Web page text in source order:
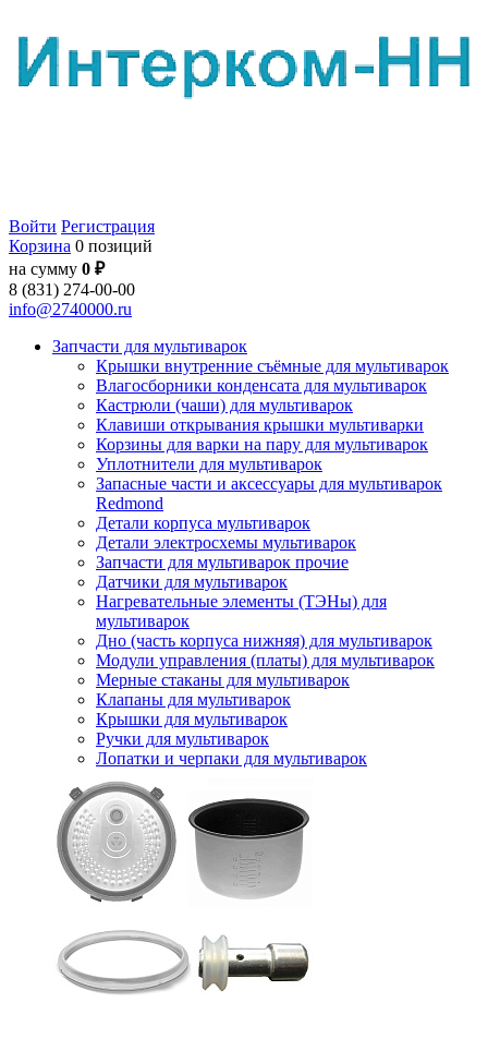
Войти Регистрация
Корзина 0 позиций
на сумму 0 ₽
8 (831) 274-00-00
info@2740000.ru
Запчасти для мультиварок
Крышки внутренние съёмные для мультиварок
Влагосборники конденсата для мультиварок
Кастрюли (чаши) для мультиварок
Клавиши открывания крышки мультиварки
Корзины для варки на пару для мультиварок
Уплотнители для мультиварок
Запасные части и аксессуары для мультиварок
Redmond
Детали корпуса мультиварок
Детали электросхемы мультиварок
Запчасти для мультиварок прочие
Датчики для мультиварок
Нагревательные элементы (ТЭНы) для
мультиварок
Дно (часть корпуса нижняя) для мультиварок
Модули управления (платы) для мультиварок
Мерные стаканы для мультиварок
Клапаны для мультиварок
Крышки для мультиварок
Ручки для мультиварок
Лопатки и черпаки для мультиварок